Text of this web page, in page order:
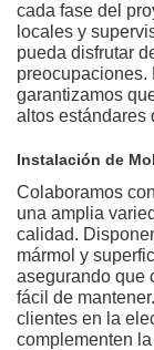
cada fase del
locales y
pueda disfrutar
preocupaciones.
garantizamos
altos estándares
Instalación de
Colaboramos
una amplia
calidad.
mármol y
asegurando que
fácil de
clientes en la
complementen